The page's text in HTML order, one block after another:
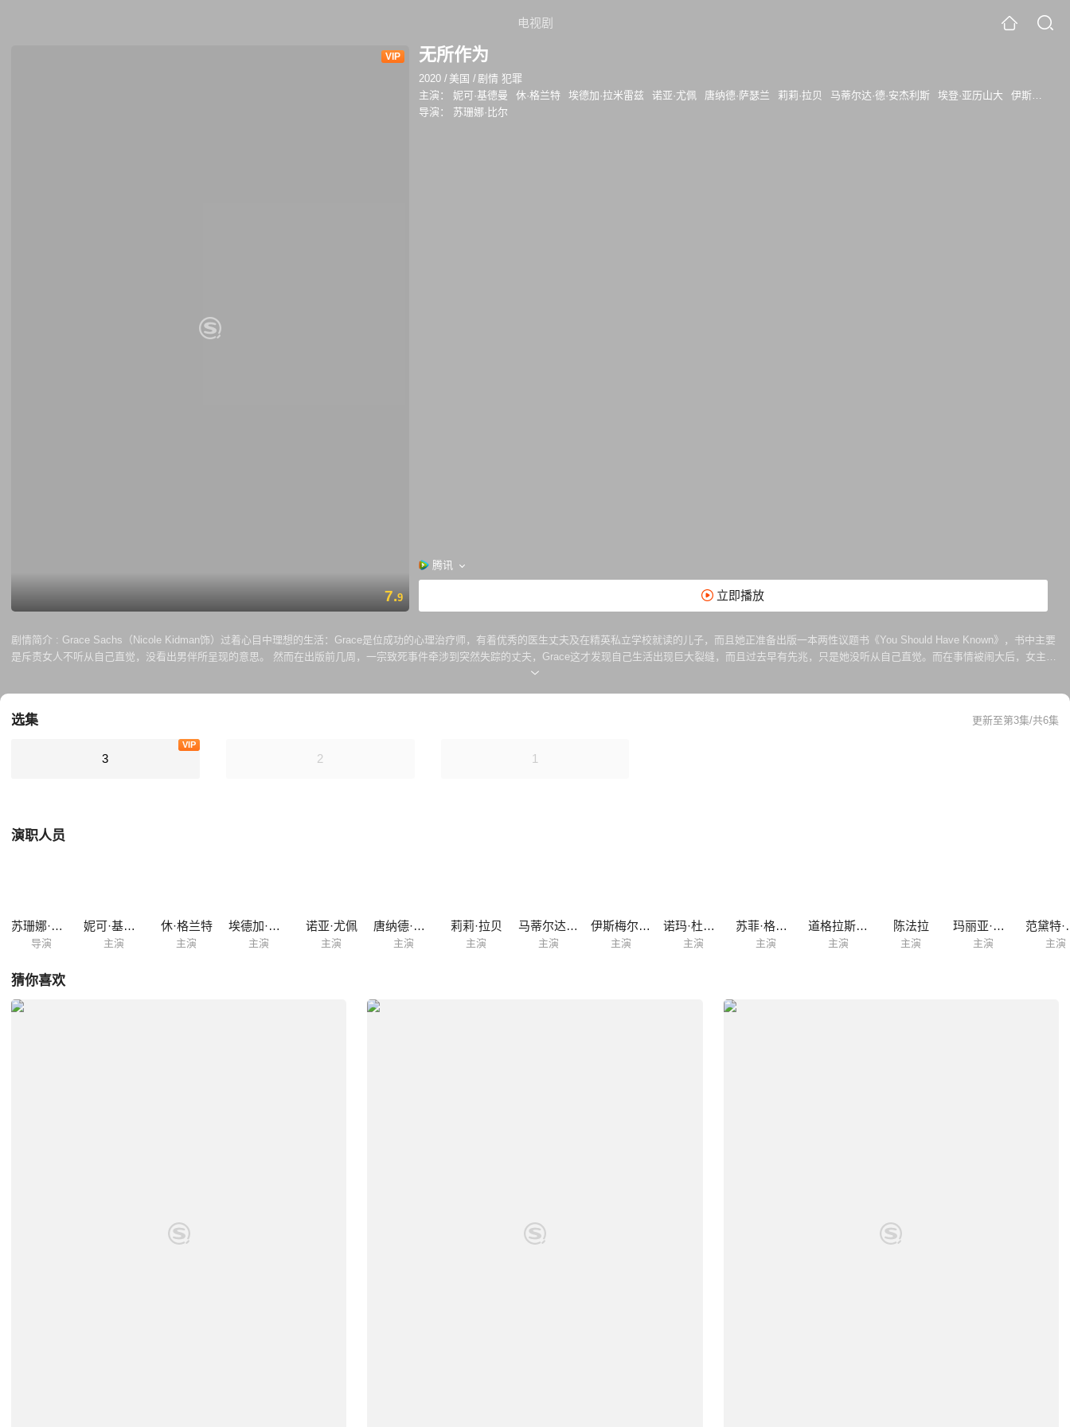
电视剧
VIP
7.9
无所作为
2020 / 美国 /剧情 犯罪
主演：
妮可·基德曼 休·格兰特 埃德加·拉米雷兹 诺亚·尤佩 唐纳德·萨瑟兰 莉莉·拉贝 马蒂尔达·德·安杰利斯 埃登·亚历山大
伊斯梅尔·克鲁斯·科尔多瓦
导演：
苏珊娜·比尔
腾讯
立即播放
剧情简介 : Grace Sachs（Nicole Kidman饰）过着心目中理想的生活：Grace是位成功的心理治疗师，有着优秀的医生丈夫及在精英私立学校就读的儿子，而且她正准备出版一本两性议题书《You Should Have Known》，书中主要
是斥责女人不听从自己直觉，没看出男伴所呈现的意思。 然而在出版前几周，一宗致死事件牵涉到突然失踪的丈夫，Grace这才发现自己生活出现巨大裂缝，而且过去早有先兆，只是她没听从自己直觉。而在事情被闹大后，女主得
为了儿子放弃现在的生活。 Hugh Grant饰演Jonathan Sachs，他是位广受好评的儿科肿瘤医生，给人忠心丈夫及好爸爸的印象，但其实他失踪前早有不寻常的先兆。Noah Jupe饰演男女主的12岁儿子Henry Sachs。
选集 更新至第3集/共6集
3
VIP
2 1
演职人员
苏珊娜·比尔
导演
妮可·基德曼
主演
休·格兰特
主演
埃德加·拉米雷兹
主演
诺亚·尤佩
主演
唐纳德·萨瑟兰
主演
莉莉·拉贝
主演
马蒂尔达·德·安杰利斯
主演
伊斯梅尔·克鲁斯·科尔多瓦
主演
诺玛·杜梅温尼
主演
苏菲·格拉宝
主演
道格拉斯·霍奇斯
主演
陈法拉
主演
玛丽亚·迪齐亚
主演
范
主演
猜你喜欢